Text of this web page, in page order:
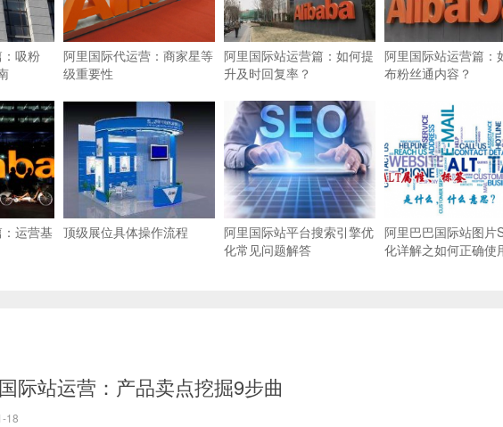
吸粉
阿里国际代运营：商家星等
级重要性
阿里国际站运营篇：如何提
升及时回复率？
阿里国际站运营篇：
布粉丝通内容？
运营基 顶级展位具体操作流程
阿里国际站平台搜索引擎优
化常见问题解答
阿里巴巴国际站图片
化详解之如何正确使
国际站运营：产品卖点挖掘9步曲
18